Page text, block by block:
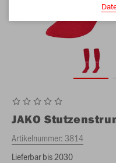
JAKO
Artikelnummer:3814
Lieferbar bis 2030